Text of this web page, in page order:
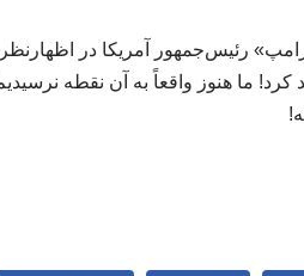
رئیس‌جمهور آمریکا در
ما هنوز واقعاً به آن نقطه